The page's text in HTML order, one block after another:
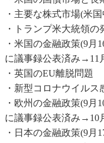
・主要な株式市場(米
・トランプ米大統領の
・米国の金融政策(9月
に議事録公表済み→11
・英国のEU離脱問題
・新型コロナウイル
・欧州の金融政策(9月
に議事録公表済み→10
・日本の金融政策(9月